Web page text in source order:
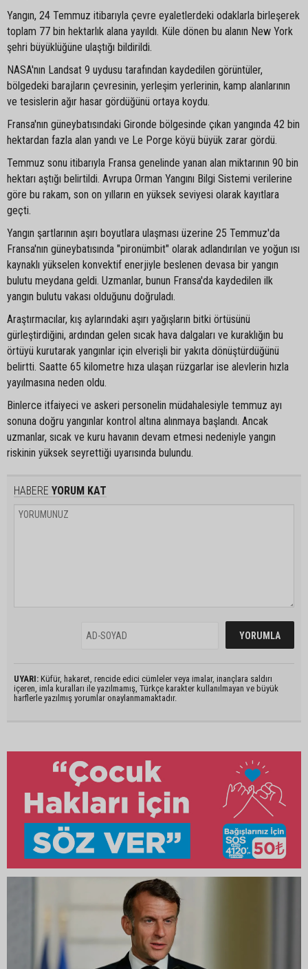
Yangın, 24 Temmuz itibarıyla çevre eyaletlerdeki odaklarla birleşerek
toplam 77 bin hektarlık alana yayıldı. Küle dönen bu alanın New York
şehri büyüklüğüne ulaştığı bildirildi.
NASA'nın Landsat 9 uydusu tarafından kaydedilen görüntüler,
bölgedeki barajların çevresinin, yerleşim yerlerinin, kamp alanlarının
ve tesislerin ağır hasar gördüğünü ortaya koydu.
Fransa'nın güneybatısındaki Gironde bölgesinde çıkan yangında 42 bin
hektardan fazla alan yandı ve Le Porge köyü büyük zarar gördü.
Temmuz sonu itibarıyla Fransa genelinde yanan alan miktarının 90 bin
hektarı aştığı belirtildi. Avrupa Orman Yangını Bilgi Sistemi verilerine
göre bu rakam, son on yılların en yüksek seviyesi olarak kayıtlara
geçti.
Yangın şartlarının aşırı boyutlara ulaşması üzerine 25 Temmuz'da
Fransa'nın güneybatısında "pironümbit" olarak adlandırılan ve yoğun ısı
kaynaklı yükselen konvektif enerjiyle beslenen devasa bir yangın
bulutu meydana geldi. Uzmanlar, bunun Fransa'da kaydedilen ilk
yangın bulutu vakası olduğunu doğruladı.
Araştırmacılar, kış aylarındaki aşırı yağışların bitki örtüsünü
gürleştirdiğini, ardından gelen sıcak hava dalgaları ve kuraklığın bu
örtüyü kurutarak yangınlar için elverişli bir yakıta dönüştürdüğünü
belirtti. Saatte 65 kilometre hıza ulaşan rüzgarlar ise alevlerin hızla
yayılmasına neden oldu.
Binlerce itfaiyeci ve askeri personelin müdahalesiyle temmuz ayı
sonuna doğru yangınlar kontrol altına alınmaya başlandı. Ancak
uzmanlar, sıcak ve kuru havanın devam etmesi nedeniyle yangın
riskinin yüksek seyrettiği uyarısında bulundu.
HABERE YORUM KAT
UYARI: Küfür, hakaret, rencide edici cümleler veya imalar, inançlara saldırı
içeren, imla kuralları ile yazılmamış, Türkçe karakter kullanılmayan ve büyük
harflerle yazılmış yorumlar onaylanmamaktadır.